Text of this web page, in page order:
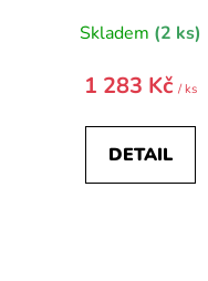
Skladem (2 ks)
1 283 Kč / ks
DETAIL